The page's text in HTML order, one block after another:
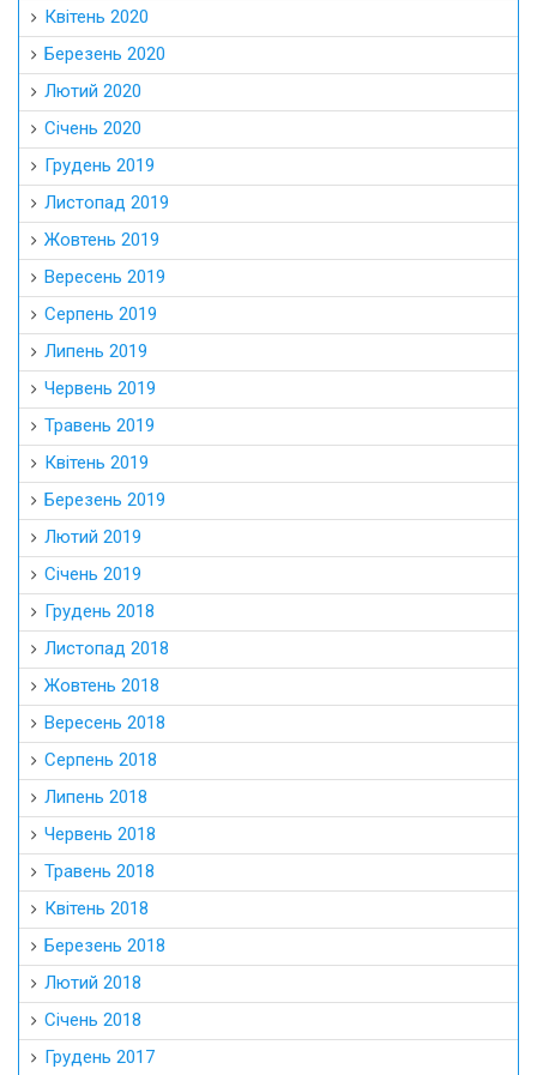
Квітень 2020
Березень 2020
Лютий 2020
Січень 2020
Грудень 2019
Листопад 2019
Жовтень 2019
Вересень 2019
Серпень 2019
Липень 2019
Червень 2019
Травень 2019
Квітень 2019
Березень 2019
Лютий 2019
Січень 2019
Грудень 2018
Листопад 2018
Жовтень 2018
Вересень 2018
Серпень 2018
Липень 2018
Червень 2018
Травень 2018
Квітень 2018
Березень 2018
Лютий 2018
Січень 2018
Грудень 2017